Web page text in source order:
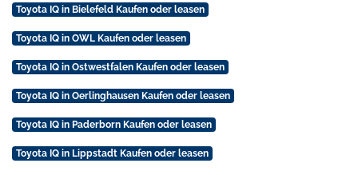
Toyota IQ in Bielefeld Kaufen oder leasen
Toyota IQ in OWL Kaufen oder leasen
Toyota IQ in Ostwestfalen Kaufen oder leasen
Toyota IQ in Oerlinghausen Kaufen oder leasen
Toyota IQ in Paderborn Kaufen oder leasen
Toyota IQ in Lippstadt Kaufen oder leasen